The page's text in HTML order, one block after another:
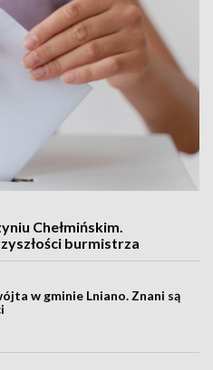
Chełmińskim.
burmistrza
w gminie Lniano. Znani są